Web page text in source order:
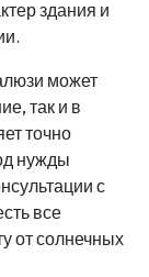
здания и
может
так и в
точно
нужды
с
все
от солнечных